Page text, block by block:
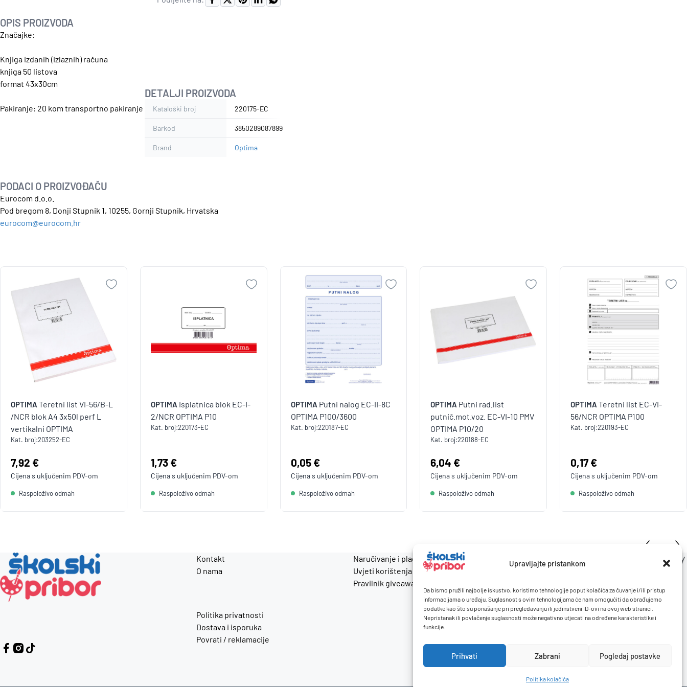
Upravljajte pristankom
Da bismo pružili najbolje iskustvo, koristimo tehnologije poput kolačića za čuvanje i/ili pristup
informacijama o uređaju. Suglasnost s ovim tehnologijama će nam omogućiti da obrađujemo
podatke kao što su ponašanje pri pregledavanju ili jedinstveni ID-ovi na ovoj web stranici.
Nepristanak ili povlačenje suglasnosti može negativno utjecati na određene karakteristike i
funkcije.
Prihvati Zabrani Pogledaj postavke
Politika kolačića
OPIS PROIZVODA
Značajke:
Knjiga izdanih (izlaznih) računa
knjiga 50 listova
format 43x30cm
Pakiranje: 20 kom transportno pakiranje
DETALJI PROIZVODA
Kataloški broj 220175-EC
Barkod 3850289087899
Brand Optima
PODACI O PROIZVOĐAČU
Eurocom d.o.o.
Pod bregom 8, Donji Stupnik 1, 10255, Gornji Stupnik, Hrvatska
eurocom@eurocom.hr
OPTIMA Teretni list VI-56/B-L
/NCR blok A4 3x50l perf L
vertikalni OPTIMA
Kat. broj:203252-EC
Cijena:
7,92 €
Cijena s uključenim PDV-om
Raspoloživo odmah
OPTIMA Isplatnica blok EC-I-
2/NCR OPTIMA P10
Kat. broj:220173-EC
Cijena:
1,73 €
Cijena s uključenim PDV-om
Raspoloživo odmah
OPTIMA Putni nalog EC-II-8C
OPTIMA P100/3600
Kat. broj:220187-EC
Cijena:
0,05 €
Cijena s uključenim PDV-om
Raspoloživo odmah
OPTIMA Putni rad.list
putnič.mot.voz. EC-VI-10 PMV
OPTIMA P10/20
Kat. broj:220188-EC
Cijena:
6,04 €
Cijena s uključenim PDV-om
Raspoloživo odmah
OPTIMA Teretni list EC-VI-
56/NCR OPTIMA P100
Kat. broj:220193-EC
Cijena:
0,17 €
Cijena s uključenim PDV-om
Raspoloživo odmah
Kontakt
O nama
Naručivanje i plaćanje
Uvjeti korištenja
Pravilnik giveaway
Politika privatnosti
Dostava i isporuka
Povrati / reklamacije